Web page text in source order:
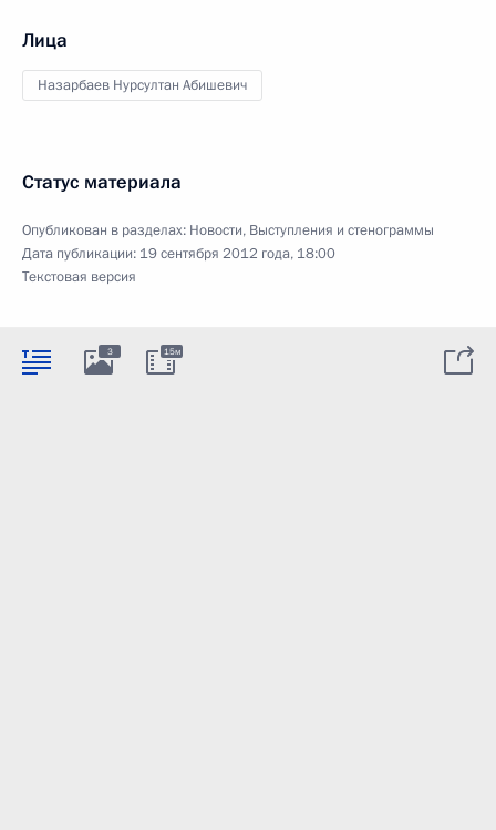
Лица
Назарбаев Нурсултан Абишевич
Статус материала
Опубликован в разделах: Новости, Выступления и стенограммы
Дата публикации: 19 сентября 2012 года, 18:00
Текстовая версия
3 15м